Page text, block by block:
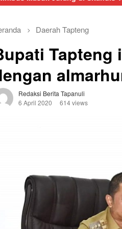
DaerahTapteng
Tapteng
Redaksi Berita Tapanuli
6 April 2020
614 views